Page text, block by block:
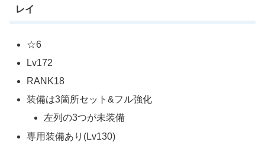
レイ
☆6
Lv172
RANK18
装備は3箇所セット&フル強化
左列の3つが未装備
専用装備あり(Lv130)